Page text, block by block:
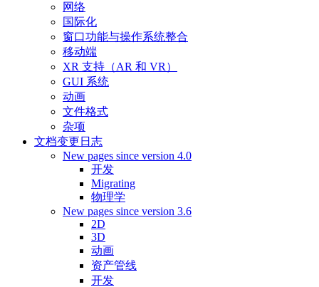
网络
国际化
窗口功能与操作系统整合
移动端
XR 支持（AR 和 VR）
GUI 系统
动画
文件格式
杂项
文档变更日志
New pages since version 4.0
开发
Migrating
物理学
New pages since version 3.6
2D
3D
动画
资产管线
开发